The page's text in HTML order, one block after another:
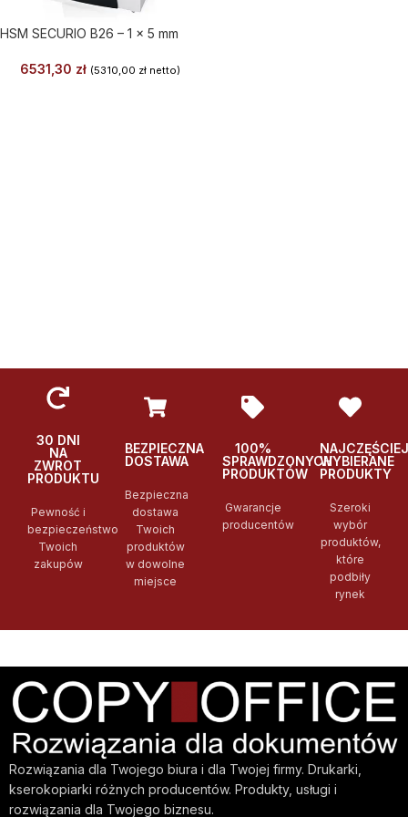
HSM SECURIO B26 – 1 x 5 mm
6531,30 zł (5310,00 złnetto)
30 DNI
NA
ZWROT
PRODUKTU
Pewność i
bezpieczeństwo
Twoich
zakupów
BEZPIECZNA
DOSTAWA
Bezpieczna
dostawa
Twoich
produktów
w dowolne
miejsce
100%
SPRAWDZONYCH
PRODUKTÓW
Gwarancje
producentów
NAJCZĘŚCIEJ
WYBIERANE
PRODUKTY
Szeroki
wybór
produktów,
które
podbiły
rynek
Rozwiązania dla Twojego biura i dla Twojej firmy. Drukarki,
kserokopiarki różnych producentów. Produkty, usługi i
rozwiązania dla Twojego biznesu.